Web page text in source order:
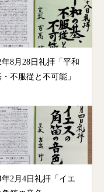
年8月28日礼拝「平和
不服従と不可能」
年2月4日礼拝「イエ